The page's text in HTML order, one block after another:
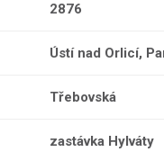
2876
Ústí nad Orlicí,
Třebovská
zastávka Hylváty